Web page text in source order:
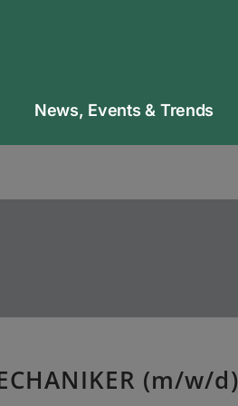
News, Events & Trends
(m/w/d)